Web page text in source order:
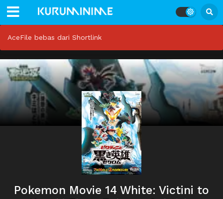
AceFile bebas dari Shortlink
Pokemon Movie 14 White: Victini to